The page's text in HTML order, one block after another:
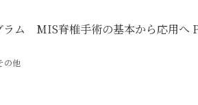
ラム MIS脊椎手術の基本から応用へ
の他